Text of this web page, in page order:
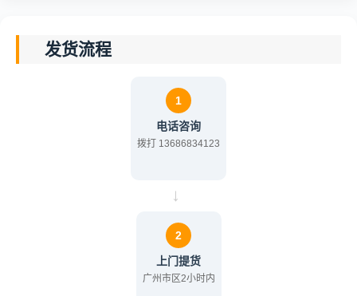
发货流程
1
电话咨询
拨打 13686834123
→
2
上门提货
广州市区2小时内